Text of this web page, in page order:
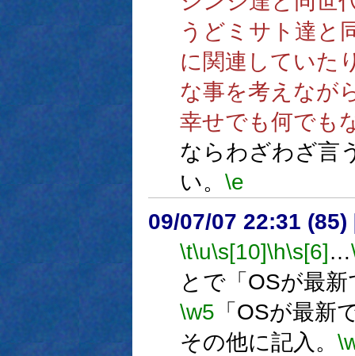
うどミサト達と
に関連していた
な事を考えなが
幸せでも何でも
ならわざわざ言
い。 \e
09/07/07 22:31 (85)
\t\u\s[10]\h\s[6] …
とで「OSが最
\w5 「OSが最新
その他に記入。